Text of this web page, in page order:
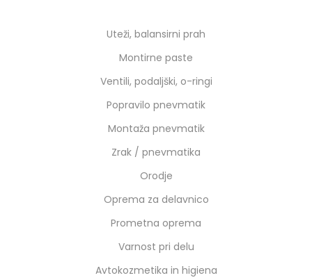
Uteži, balansirni prah
Montirne paste
Ventili, podaljški, o-ringi
Popravilo pnevmatik
Montaža pnevmatik
Zrak / pnevmatika
Orodje
Oprema za delavnico
Prometna oprema
Varnost pri delu
Avtokozmetika in higiena